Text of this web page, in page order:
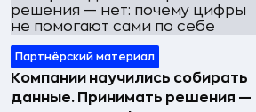
Партнёрский материал
Компании научились собирать
данные. Принимать решения —